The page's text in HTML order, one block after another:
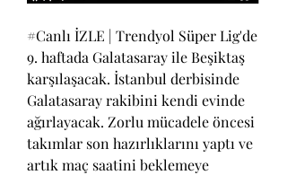
#Canlı İZLE | Trendyol Süper Lig'de
9. haftada Galatasaray ile Beşiktaş
karşılaşacak. İstanbul derbisinde
Galatasaray rakibini kendi evinde
ağırlayacak. Zorlu mücadele öncesi
takımlar son hazırlıklarını yaptı ve
artık maç saatini beklemeye